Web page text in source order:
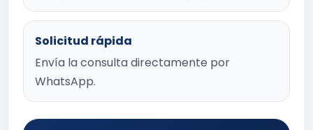
Solicitud rápida
Envía la consulta directamente por
WhatsApp.